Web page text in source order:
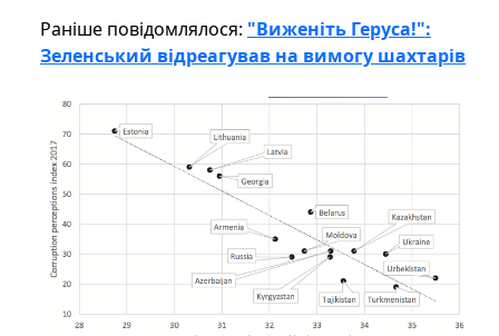
Раніше повідомлялося: "Виженіть Геруса!":
Зеленський відреагував на вимогу шахтарів